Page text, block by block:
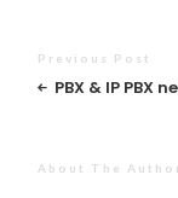
Previous Post
PBX & IP PBX
About The